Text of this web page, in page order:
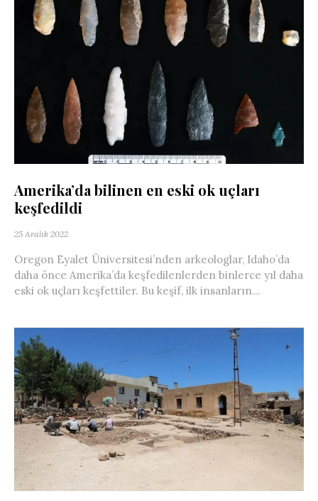
Amerika’da bilinen en eski ok uçları
keşfedildi
25 Aralık 2022
Oregon Eyalet Üniversitesi’nden arkeologlar, Idaho’da
daha önce Amerika’da keşfedilenlerden binlerce yıl daha
eski ok uçları keşfettiler. Bu keşif, ilk insanların...